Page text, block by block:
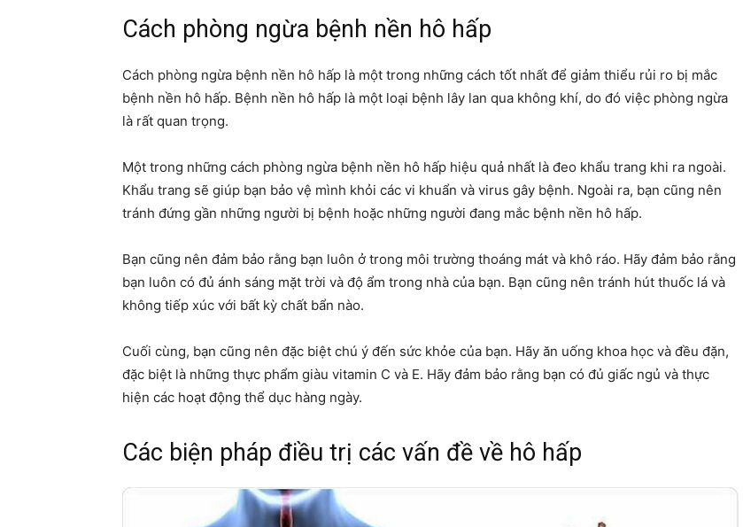
Cách phòng ngừa bệnh nền hô hấp
Cách phòng ngừa bệnh nền hô hấp là một trong những cách tốt nhất để giảm thiểu rủi ro bị mắc
bệnh nền hô hấp. Bệnh nền hô hấp là một loại bệnh lây lan qua không khí, do đó việc phòng ngừa
là rất quan trọng.
Một trong những cách phòng ngừa bệnh nền hô hấp hiệu quả nhất là đeo khẩu trang khi ra ngoài.
Khẩu trang sẽ giúp bạn bảo vệ mình khỏi các vi khuẩn và virus gây bệnh. Ngoài ra, bạn cũng nên
tránh đứng gần những người bị bệnh hoặc những người đang mắc bệnh nền hô hấp.
Bạn cũng nên đảm bảo rằng bạn luôn ở trong môi trường thoáng mát và khô ráo. Hãy đảm bảo rằng
bạn luôn có đủ ánh sáng mặt trời và độ ẩm trong nhà của bạn. Bạn cũng nên tránh hút thuốc lá và
không tiếp xúc với bất kỳ chất bẩn nào.
Cuối cùng, bạn cũng nên đặc biệt chú ý đến sức khỏe của bạn. Hãy ăn uống khoa học và đều đặn,
đặc biệt là những thực phẩm giàu vitamin C và E. Hãy đảm bảo rằng bạn có đủ giấc ngủ và thực
hiện các hoạt động thể dục hàng ngày.
Các biện pháp điều trị các vấn đề về hô hấp